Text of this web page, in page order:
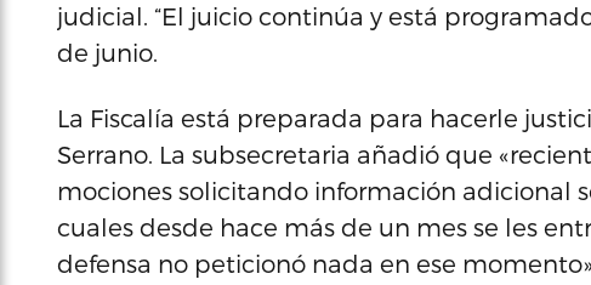
judicial. “El juicio continúa y está
de junio.
La Fiscalía está preparada para hacerle
Serrano. La subsecretaria añadió que
mociones solicitando información adicional
cuales desde hace más de un mes se les
defensa no peticionó nada en ese